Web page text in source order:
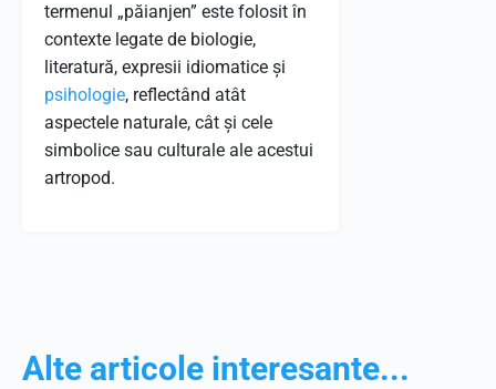
termenul „păianjen” este folosit în
contexte legate de biologie,
literatură, expresii idiomatice și
psihologie, reflectând atât
aspectele naturale, cât și cele
simbolice sau culturale ale acestui
artropod.
Alte articole interesante...